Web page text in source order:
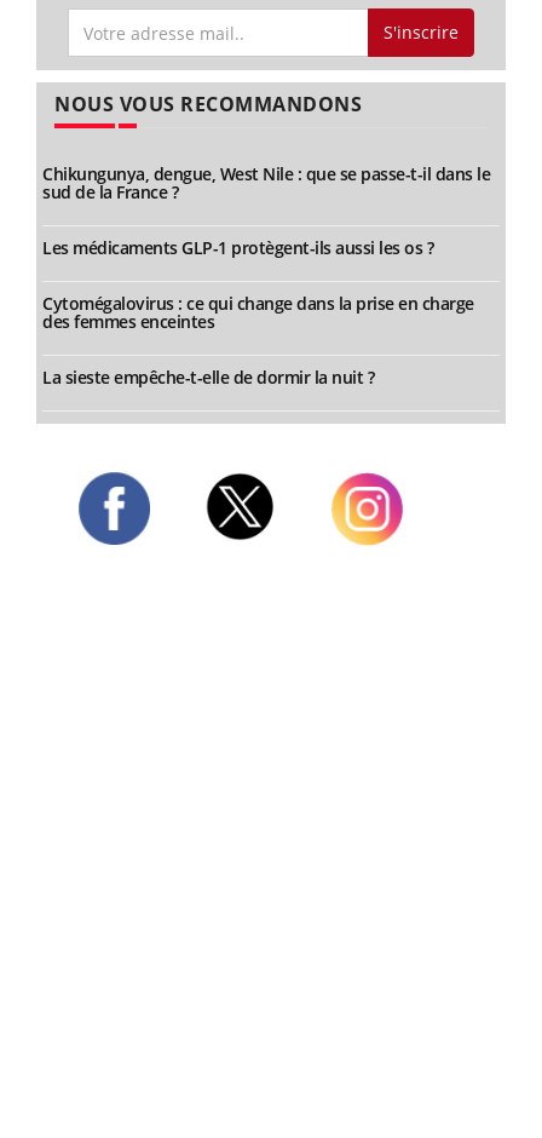
S'inscrire
NOUS VOUS RECOMMANDONS
Chikungunya, dengue, West Nile : que se passe-t-il dans le
sud de la France ?
Les médicaments GLP-1 protègent-ils aussi les os ?
Cytomégalovirus : ce qui change dans la prise en charge
des femmes enceintes
La sieste empêche-t-elle de dormir la nuit ?